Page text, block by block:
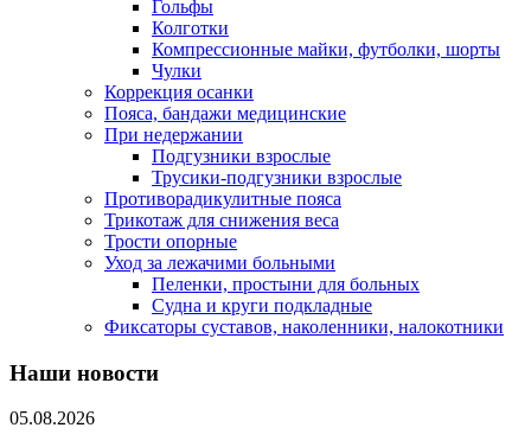
Гольфы
Колготки
Компрессионные майки, футболки, шорты
Чулки
Коррекция осанки
Пояса, бандажи медицинские
При недержании
Подгузники взрослые
Трусики-подгузники взрослые
Противорадикулитные пояса
Трикотаж для снижения веса
Трости опорные
Уход за лежачими больными
Пеленки, простыни для больных
Судна и круги подкладные
Фиксаторы суставов, наколенники, налокотники
Наши новости
05.08.2026